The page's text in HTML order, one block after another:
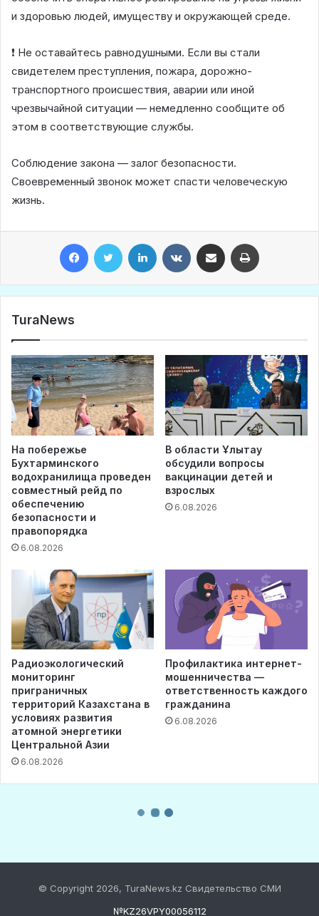
© Copyright 2026, TuraNews.kz Свидетельство СМИ
№KZ26VPY00056112